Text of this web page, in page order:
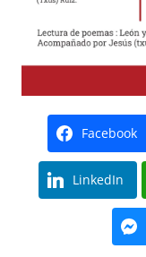
Facebook
LinkedIn